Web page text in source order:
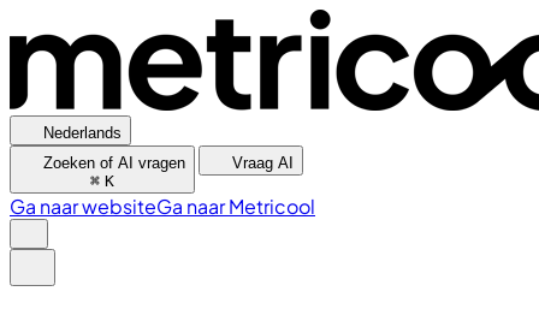
Nederlands
Zoeken of AI vragen
⌘ K
Vraag AI
Ga naar websiteGa naar Metricool